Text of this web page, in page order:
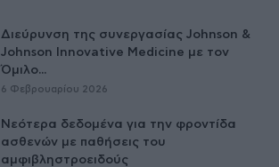
Διεύρυνση της συνεργασίας Johnson &
Johnson Innovative Medicine με τον
Όμιλο...
6 Φεβρουαρίου 2026
Nεότερα δεδομένα για την φροντίδα
ασθενών με παθήσεις του
αμφιβληστροειδούς